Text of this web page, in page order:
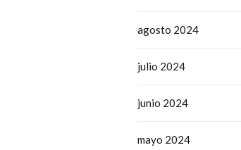
agosto 2024
julio 2024
junio 2024
mayo 2024